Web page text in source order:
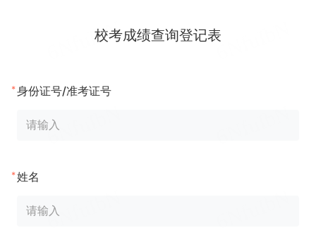
校考成绩查询登记表
*身份证号/准考证号
*姓名